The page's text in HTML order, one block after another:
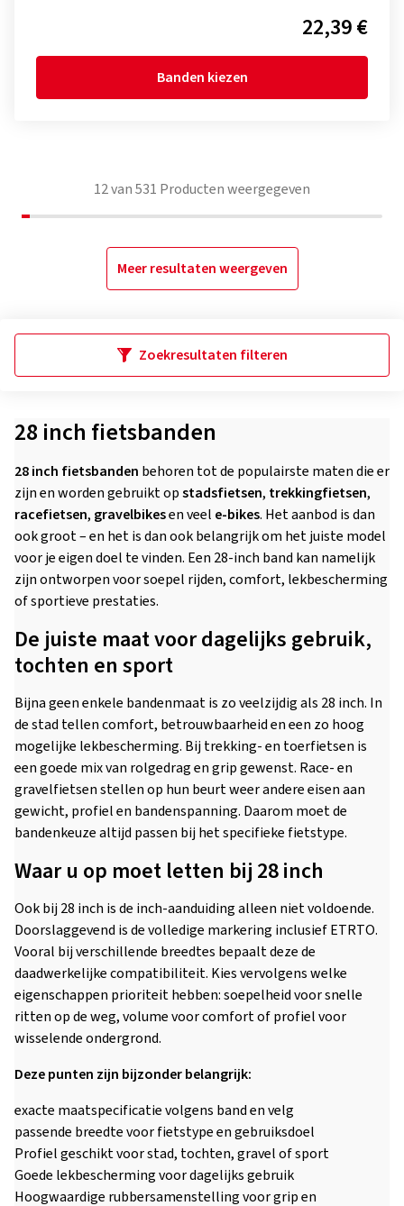
22,39 €
Banden kiezen
12van531 Producten weergegeven
Meer resultaten weergeven
Zoekresultaten filteren
28 inch fietsbanden
28 inch fietsbanden behoren tot de populairste maten die er
zijn en worden gebruikt opstadsfietsen, trekkingfietsen,
racefietsen, gravelbikesen veel e-bikes. Het aanbod is dan
ook groot – en het is dan ook belangrijk om het juiste model
voor je eigen doel te vinden. Een 28-inch band kan namelijk
zijn ontworpen voor soepel rijden, comfort, lekbescherming
of sportieve prestaties.
De juiste maat voor dagelijks gebruik,
tochten en sport
Bijna geen enkele bandenmaat is zo veelzijdig als 28 inch. In
de stad tellen comfort, betrouwbaarheid en een zo hoog
mogelijke lekbescherming. Bij trekking- en toerfietsen is
een goede mix van rolgedrag en grip gewenst. Race- en
gravelfietsen stellen op hun beurt weer andere eisen aan
gewicht, profiel en bandenspanning. Daarom moet de
bandenkeuze altijd passen bij het specifieke fietstype.
Waar u op moet letten bij 28 inch
Ook bij 28 inch is de inch-aanduiding alleen niet voldoende.
Doorslaggevend is de volledige markering inclusief ETRTO.
Vooral bij verschillende breedtes bepaalt deze de
daadwerkelijke compatibiliteit. Kies vervolgens welke
eigenschappen prioriteit hebben: soepelheid voor snelle
ritten op de weg, volume voor comfort of profiel voor
wisselende ondergrond.
Deze punten zijn bijzonder belangrijk:
exacte maatspecificatie volgens band en velg
passende breedte voor fietstype en gebruiksdoel
Profiel geschikt voor stad, tochten, gravel of sport
Goede lekbescherming voor dagelijks gebruik
Hoogwaardige rubbersamenstelling voor grip en